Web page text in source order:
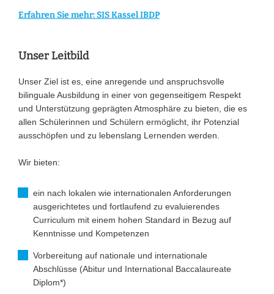
Erfahren Sie mehr: SIS Kassel IBDP
Unser Leitbild
Unser Ziel ist es, eine anregende und anspruchsvolle
bilinguale Ausbildung in einer von gegenseitigem Respekt
und Unterstützung geprägten Atmosphäre zu bieten, die es
allen Schülerinnen und Schülern ermöglicht, ihr Potenzial
ausschöpfen und zu lebenslang Lernenden werden.
Wir bieten:
ein nach lokalen wie internationalen Anforderungen
ausgerichtetes und fortlaufend zu evaluierendes
Curriculum mit einem hohen Standard in Bezug auf
Kenntnisse und Kompetenzen
Vorbereitung auf nationale und internationale
Abschlüsse (Abitur und International Baccalaureate
Diplom*)